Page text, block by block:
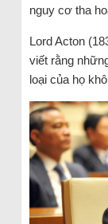
nguy cơ tha
Lord Acton
viết rằng
loại của họ